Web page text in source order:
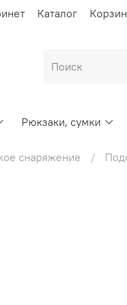
Каталог
Рюкзаки, сумки
снаряжение